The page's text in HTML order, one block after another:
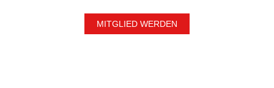
MITGLIED WERDEN